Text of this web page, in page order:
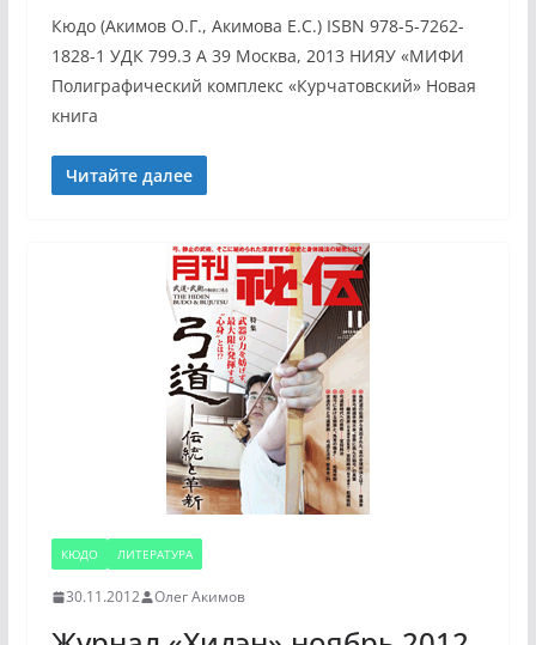
Кюдо (Акимов О.Г., Акимова Е.С.) ISBN 978-5-7262-
1828-1 УДК 799.3 А 39 Москва, 2013 НИЯУ «МИФИ
Полиграфический комплекс «Курчатовский» Новая
книга
Читайте далее
КЮДО ЛИТЕРАТУРА
30.11.2012 Олег Акимов